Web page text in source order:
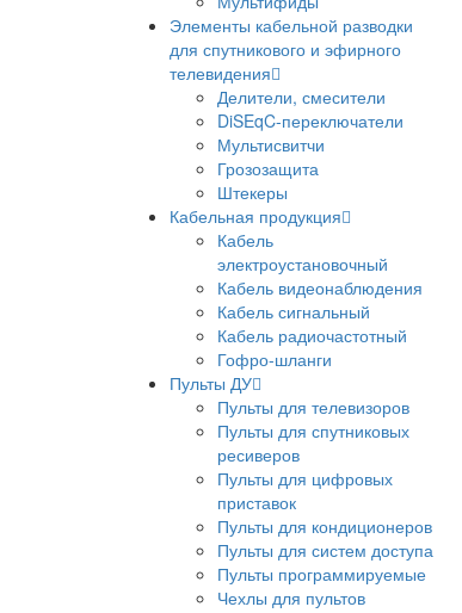
Элементы кабельной разводки
для спутникового и эфирного
телевидения
Делители, смесители
DiSEqC-переключатели
Мультисвитчи
Грозозащита
Штекеры
Кабельная продукция
Кабель
электроустановочный
Кабель видеонаблюдения
Кабель сигнальный
Кабель радиочастотный
Гофро-шланги
Пульты ДУ
Пульты для телевизоров
Пульты для спутниковых
ресиверов
Пульты для цифровых
приставок
Пульты для кондиционеров
Пульты для систем доступа
Пульты программируемые
Чехлы для пультов